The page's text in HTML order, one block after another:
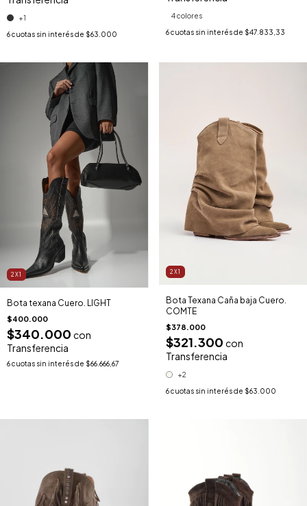
+1
6cuotas sin interés de $63.000
4 colores
6 cuotas sin interés de $47.833,33
2X1
Bota texana Cuero. LIGHT
$400.000
$340.000 con
Transferencia
6cuotas sin interés de $66.666,67
2X1
Bota Texana Caña baja Cuero.
COMTE
$378.000
$321.300 con
Transferencia
+2
6 cuotas sin interés de $63.000